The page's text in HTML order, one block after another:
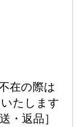
在の際は
たします
・返品］